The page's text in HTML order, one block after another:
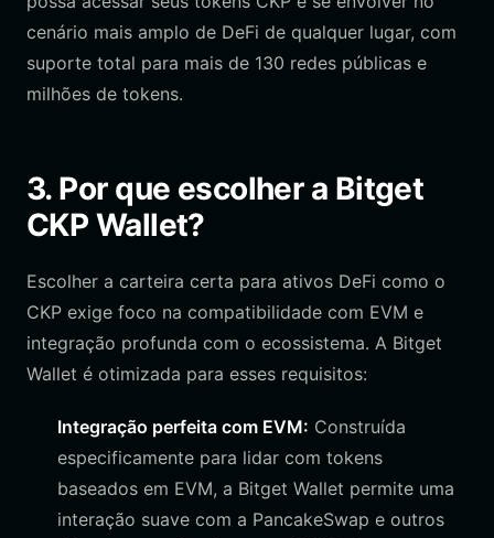
cenário mais amplo de DeFi de qualquer lugar, com
suporte total para mais de 130 redes públicas e
milhões de tokens.
3. Por que escolher a Bitget
CKP Wallet?
Escolher a carteira certa para ativos DeFi como o
CKP exige foco na compatibilidade com EVM e
integração profunda com o ecossistema. A Bitget
Wallet é otimizada para esses requisitos:
Integração perfeita com EVM: Construída
especificamente para lidar com tokens
baseados em EVM, a Bitget Wallet permite uma
interação suave com a PancakeSwap e outros